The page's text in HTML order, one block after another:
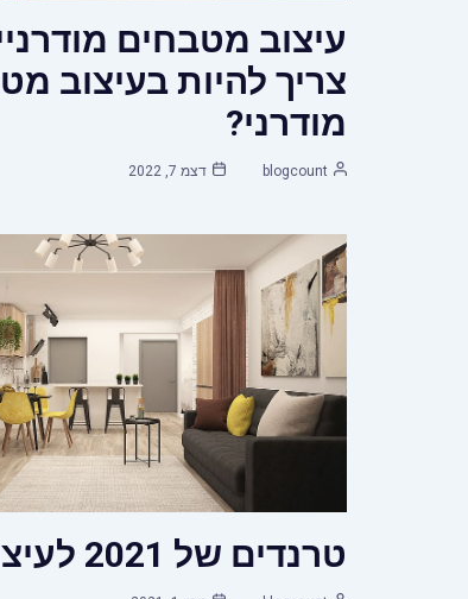
עיצוב מטבחים
צריך להיות בעיצוב
מודרני?
blogcount דצמ 7, 2022
טרנדים של 2021 לעיצוב פנים